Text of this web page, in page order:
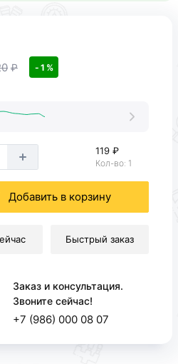
₽ - 1 %
119 ₽
Кол-во: 1
Добавить в корзину
Быстрый заказ
Заказ и консультация.
Звоните сейчас!
+7 (986) 000 08 07